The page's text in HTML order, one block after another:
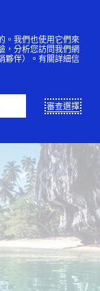
付卡
。我們也使用它們來
，分析您訪問我們網
夥伴）。有關詳細信
審查選擇